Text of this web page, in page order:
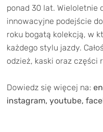
TRENING
WYPRZEDAŻ
OUTLET
NOWOŚCI
BONY
ponad 30 lat. Wieloletnie
innowacyjne podejście
roku bogatą kolekcją, w
każdego stylu jazdy.
odzież, kaski oraz części
Dowiedz się więcej na:
instagram, youtube,